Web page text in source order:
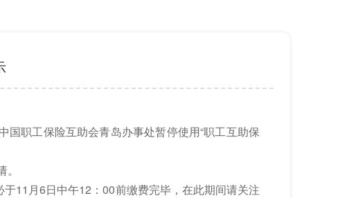
职工保险互助会青岛办事处暂停使用“职工互助保
11月6日中午12：00前缴费完毕，在此期间请关注